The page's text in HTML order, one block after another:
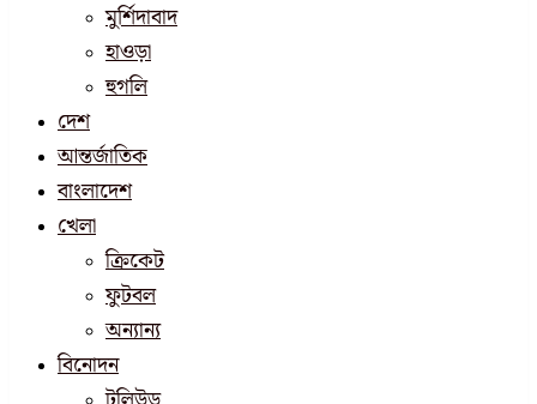
মুর্শিদাবাদ
হাওড়া
হুগলি
দেশ
আন্তর্জাতিক
বাংলাদেশ
খেলা
ক্রিকেট
ফুটবল
অন্যান্য
বিনোদন